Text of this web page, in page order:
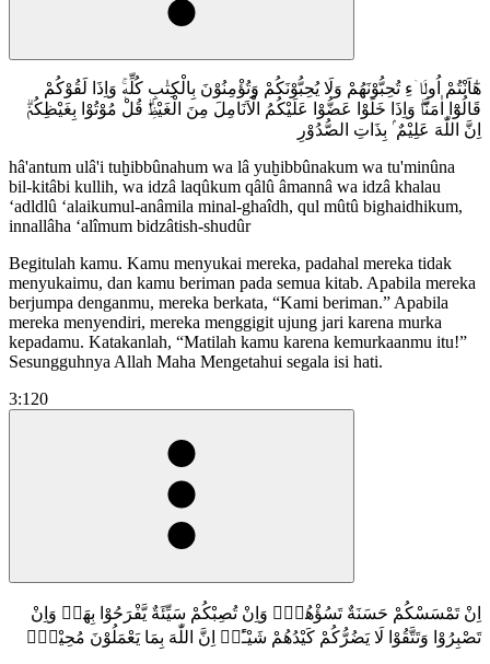
هٰٓاَنْتُمْ اُولَاۤءِ تُحِبُّوْنَهُمْ وَلَا يُحِبُّوْنَكُمْ وَتُؤْمِنُوْنَ بِالْكِتٰبِ كُلِّهٖۚ وَاِذَا لَقُوْكُمْ
قَالُوْٓا اٰمَنَّاۖ وَاِذَا خَلَوْا عَضُّوْا عَلَيْكُمُ الْاَنَامِلَ مِنَ الْغَيْظِۗ قُلْ مُوْتُوْا بِغَيْظِكُمْۗ
اِنَّ اللّٰهَ عَلِيْمٌ ۢ بِذَاتِ الصُّدُوْرِ
hâ'antum ulâ'i tuḫibbûnahum wa lâ yuḫibbûnakum wa tu'minûna
bil-kitâbi kullih, wa idzâ laqûkum qâlû âmannâ wa idzâ khalau
‘adldlû ‘alaikumul-anâmila minal-ghaîdh, qul mûtû bighaidhikum,
innallâha ‘alîmum bidzâtish-shudûr
Begitulah kamu. Kamu menyukai mereka, padahal mereka tidak
menyukaimu, dan kamu beriman pada semua kitab. Apabila mereka
berjumpa denganmu, mereka berkata, “Kami beriman.” Apabila
mereka menyendiri, mereka menggigit ujung jari karena murka
kepadamu. Katakanlah, “Matilah kamu karena kemurkaanmu itu!”
Sesungguhnya Allah Maha Mengetahui segala isi hati.
3:120
اِنْ تَمْسَسْكُمْ حَسَنَةٌ تَسُؤْهُمْۖ وَاِنْ تُصِبْكُمْ سَيِّئَةٌ يَّفْرَحُوْا بِهَاۗ وَاِنْ
تَصْبِرُوْا وَتَتَّقُوْا لَا يَضُرُّكُمْ كَيْدُهُمْ شَيْـًٔاۗ اِنَّ اللّٰهَ بِمَا يَعْمَلُوْنَ مُحِيْطٌࣖ